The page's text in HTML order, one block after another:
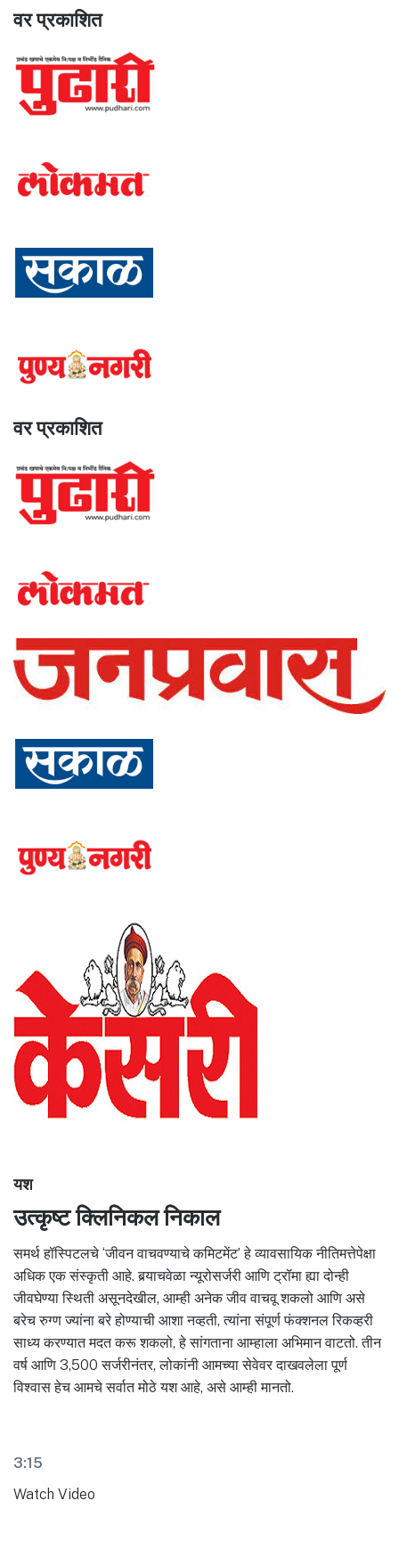
वर प्रकाशित
वर प्रकाशित
यश
उत्कृष्ट क्लिनिकल निकाल
समर्थ हॉस्पिटलचे ‘जीवन वाचवण्याचे कमिटमेंट’ हे व्यावसायिक नीतिमत्तेपेक्षा
अधिक एक संस्कृती आहे. बर्‍याचवेळा न्यूरोसर्जरी आणि ट्रॉमा ह्या दोन्ही
जीवघेण्या स्थिती असूनदेखील, आम्ही अनेक जीव वाचवू शकलो आणि असे
बरेच रुग्ण ज्यांना बरे होण्याची आशा नव्हती, त्यांना संपूर्ण फंक्शनल रिकव्हरी
साध्य करण्यात मदत करू शकलो, हे सांगताना आम्हाला अभिमान वाटतो. तीन
वर्ष आणि 3,500 सर्जरीनंतर, लोकांनी आमच्या सेवेवर दाखवलेला पूर्ण
विश्वास हेच आमचे सर्वात मोठे यश आहे, असे आम्ही मानतो.
3:15
Watch Video